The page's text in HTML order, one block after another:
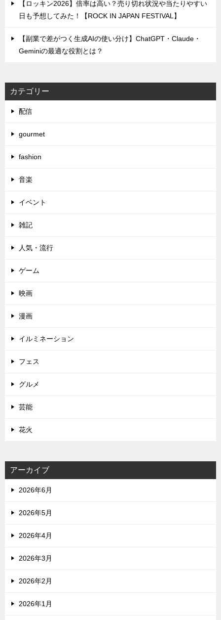
【ロッキン2026】倍率は高い？売り切れ状況や当たりやすい
日も予想してみた！【ROCK IN JAPAN FESTIVAL】
【副業で差がつく生成AIの使い分け】ChatGPT・Claude・
Geminiの最適な役割とは？
カテゴリー
配信
gourmet
fashion
音楽
イベント
雑記
人気・流行
ゲーム
映画
漫画
イルミネーション
フェス
グルメ
芸能
花火
アーカイブ
2026年6月
2026年5月
2026年4月
2026年3月
2026年2月
2026年1月